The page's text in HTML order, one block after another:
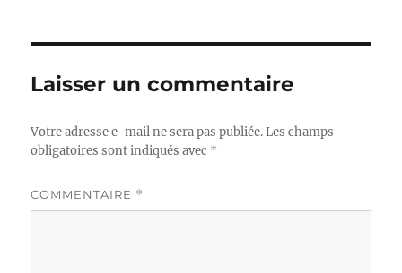
Laisser un commentaire
Votre adresse e-mail ne sera pas publiée. Les champs
obligatoires sont indiqués avec *
COMMENTAIRE *